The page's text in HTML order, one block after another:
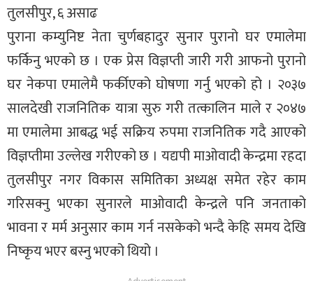
तुलसीपुर, ६ असाढ
पुराना कम्युनिष्ट नेता चुर्णबहादुर सुनार पुरानो घर एमालेमा
फर्किनु भएको छ । एक प्रेस विज्ञप्ती जारी गरी आफनो पुरानो
घर नेकपा एमालेमै फर्कीएको घोषणा गर्नु भएको हो । २०३७
सालदेखी राजनितिक यात्रा सुरु गरी तत्कालिन माले र २०४७
मा एमालेमा आबद्ध भई सक्रिय रुपमा राजनितिक गदै आएको
विज्ञप्तीमा उल्लेख गरीएको छ । यद्यपी माओवादी केन्द्रमा रहदा
तुलसीपुर नगर विकास समितिका अध्यक्ष समेत रहेर काम
गरिसक्नु भएका सुनारले माओवादी केन्द्रले पनि जनताको
भावना र मर्म अनुसार काम गर्न नसकेको भन्दै केहि समय देखि
निष्कृय भएर बस्नु भएको थियो ।